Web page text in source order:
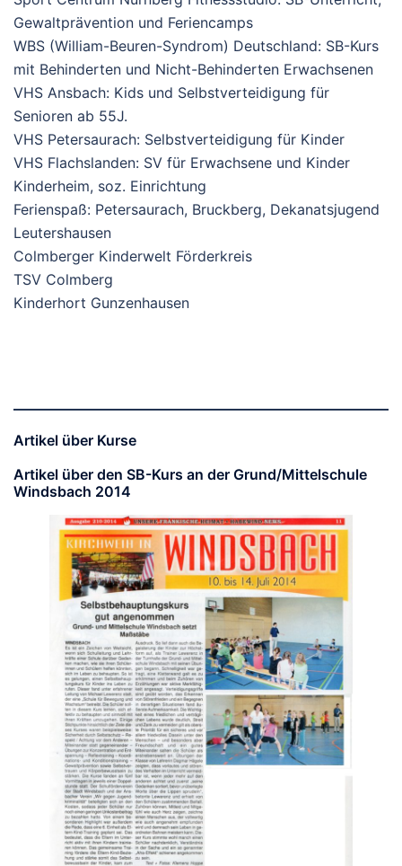
Gewaltprävention und Feriencamps
WBS (William-Beuren-Syndrom) Deutschland: SB-Kurs
mit Behinderten und Nicht-Behinderten Erwachsenen
VHS Ansbach: Kids und Selbstverteidigung für
Senioren ab 55J.
VHS Petersaurach: Selbstverteidigung für Kinder
VHS Flachslanden: SV für Erwachsene und Kinder
Kinderheim, soz. Einrichtung
Ferienspaß: Petersaurach, Bruckberg, Dekanatsjugend
Leutershausen
Colmberger Kinderwelt Förderkreis
TSV Colmberg
Kinderhort Gunzenhausen
Artikel über Kurse
Artikel über den SB-Kurs an der Grund/Mittelschule
Windsbach 2014